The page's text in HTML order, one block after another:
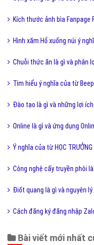
Kích thước ảnh bìa Fanpage
Hình xăm Hổ xuống núi ý
Chuỗi thức ăn là gì và phân
Tìm hiểu ý nghĩa của từ
Đào tạo là gì và những lợi
Online là gì và ứng dụng
Ý nghĩa của từ HỌC
Công nghệ cấy truyền phôi
Điốt quang là gì và nguyên
Cách đăng ký đăng nhập
Bài viết mới nhất